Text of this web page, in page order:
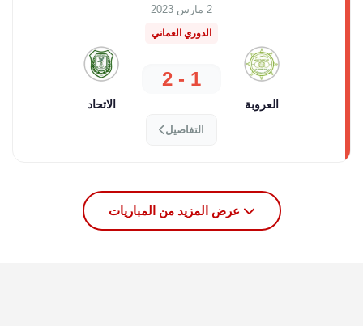
2 مارس 2023
الدوري العماني
العروبة
1 - 2
الاتحاد
التفاصيل
عرض المزيد من المباريات